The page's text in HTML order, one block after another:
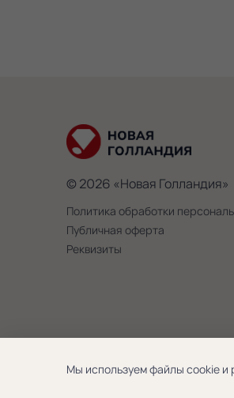
© 2026 «Новая Голландия»
Политика обработки
Публичная оферта
Реквизиты
Мы используем файлы cookie и